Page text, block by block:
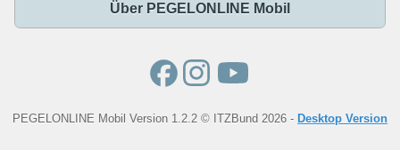
Über PEGELONLINE Mobil
PEGELONLINE Mobil Version 1.2.2 © ITZBund 2026 - Desktop Version